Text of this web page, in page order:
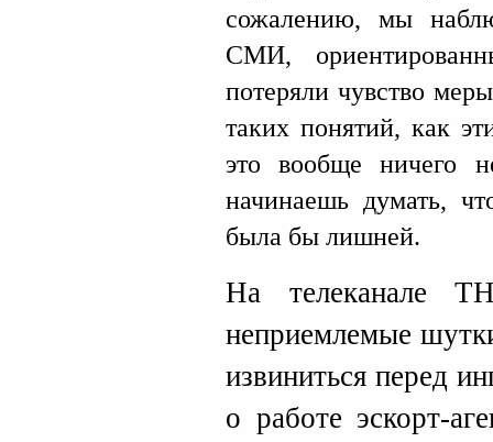
сожалению, мы
СМИ,
потеряли чувство
таких понятий, как
это вообще ничего
начинаешь думать,
была бы лишней.
На телеканале
неприемлемые
извиниться перед
о работе эскорт-